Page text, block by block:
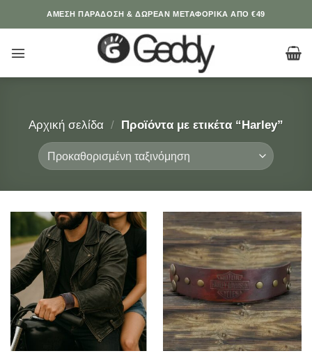
ΆΜΕΣΗ ΠΑΡΑΔΟΣΗ & ΔΩΡΕΑΝ ΜΕΤΑΦΟΡΙΚΑ ΑΠΟ €49
Αρχική σελίδα / Προϊόντα με ετικέτα “Harley”